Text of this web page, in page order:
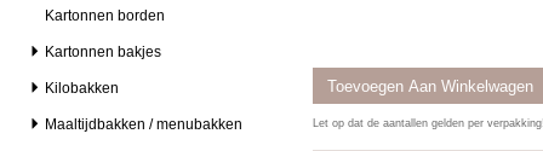
Kartonnen borden
Kartonnen bakjes
Kilobakken
Maaltijdbakken / menubakken Let op dat de aantallen gelden per